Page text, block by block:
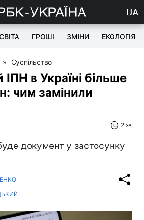
UA
ГРОШІ ЗМІНИ ЕКОЛОГІЯ
» Суспільство
в Україні більше
чим замінили
2 хв
документ у застосунку